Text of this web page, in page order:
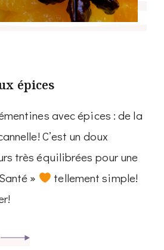
épices
avec épices : de la
C’est un doux
très équilibrées pour une
»
tellement simple!